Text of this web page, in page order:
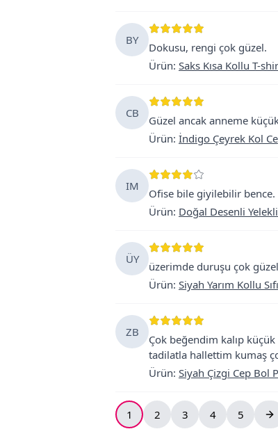
BY
Dokusu, rengi çok güzel.
Ürün: Saks Kısa Kollu T-
CB
Güzel ancak anneme
Ürün: İndigo Çeyrek Kol
IM
Ofise bile giyilebilir bence.
Ürün: Doğal Desenli
ÜY
üzerimde duruşu çok
Ürün: Siyah Yarım Kollu
ZB
Çok beğendim kalıp
tadilatla hallettim kumaş
Ürün: Siyah Çizgi Cep Bol
1 2 3 4 5